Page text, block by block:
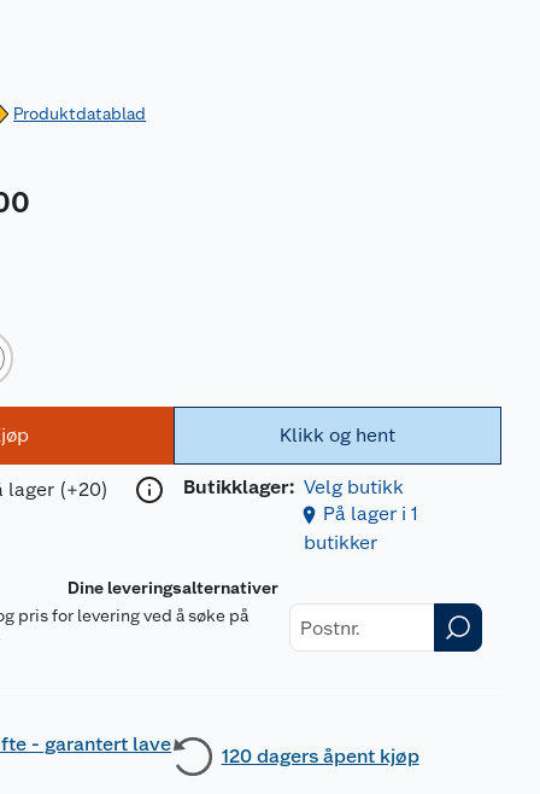
Produktdatablad
lager (+20)
Klikk og hent
Butikklager: Velg butikk
På lager i 1
butikker
Dine leveringsalternativer
pris for levering ved å søke på
- garantert lave
120 dagers åpent kjøp